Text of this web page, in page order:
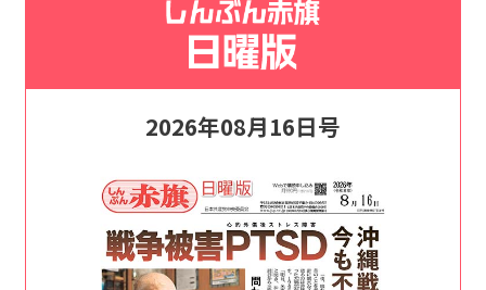
2026年08月16日号